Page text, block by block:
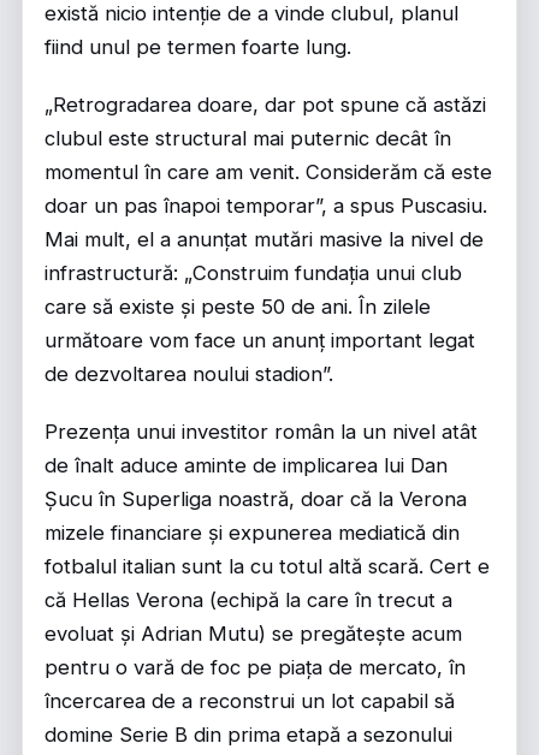
există nicio intenție de a vinde clubul, planul
fiind unul pe termen foarte lung.
„Retrogradarea doare, dar pot spune că astăzi
clubul este structural mai puternic decât în
momentul în care am venit. Considerăm că este
doar un pas înapoi temporar”, a spus Puscasiu.
Mai mult, el a anunțat mutări masive la nivel de
infrastructură: „Construim fundația unui club
care să existe și peste 50 de ani. În zilele
următoare vom face un anunț important legat
de dezvoltarea noului stadion”.
Prezența unui investitor român la un nivel atât
de înalt aduce aminte de implicarea lui Dan
Șucu în Superliga noastră, doar că la Verona
mizele financiare și expunerea mediatică din
fotbalul italian sunt la cu totul altă scară. Cert e
că Hellas Verona (echipă la care în trecut a
evoluat și Adrian Mutu) se pregătește acum
pentru o vară de foc pe piața de mercato, în
încercarea de a reconstrui un lot capabil să
domine Serie B din prima etapă a sezonului